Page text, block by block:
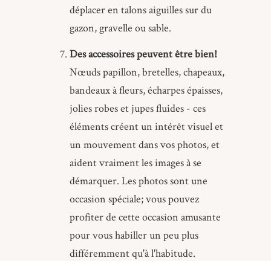
déplacer en talons aiguilles sur du
gazon, gravelle ou sable.
Des accessoires peuvent être bien!
Nœuds papillon, bretelles, chapeaux,
bandeaux à fleurs, écharpes épaisses,
jolies robes et jupes fluides - ces
éléments créent un intérêt visuel et
un mouvement dans vos photos, et
aident vraiment les images à se
démarquer. Les photos sont une
occasion spéciale; vous pouvez
profiter de cette occasion amusante
pour vous habiller un peu plus
différemment qu'à l'habitude.